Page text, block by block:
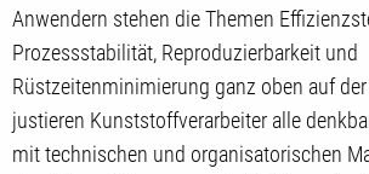
Anwendern stehen die Themen
Prozessstabilität, Reproduzierbarkeit und
Rüstzeitenminimierung ganz oben auf
justieren Kunststoffverarbeiter alle
mit technischen und organisatorischen